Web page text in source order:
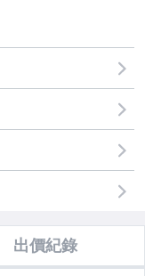
出價紀錄